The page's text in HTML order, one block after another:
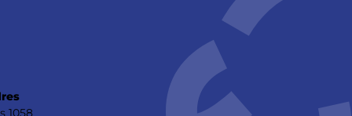
1058